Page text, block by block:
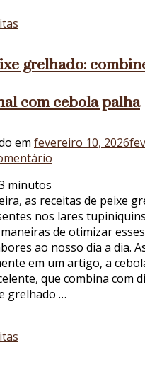
grelhado:
com cebola palha
em fevereiro 10, 2026
peixe
grelhado:
combine
esse
prato
tradicional
com
minutos
as receitas de peixe
nos lares
de otimizar
ao nosso dia a dia.
em um artigo, a
que combina com
grelhado …